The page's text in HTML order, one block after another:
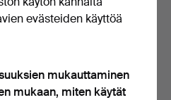
evästeiden käyttöä
mukauttaminen
mukaan, miten käytät